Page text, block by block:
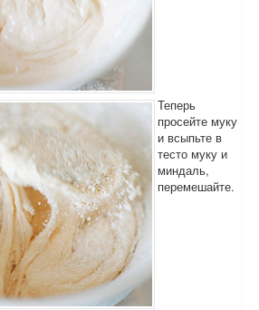
Теперь
просейте муку
и всыпьте в
тесто муку и
миндаль,
перемешайте.